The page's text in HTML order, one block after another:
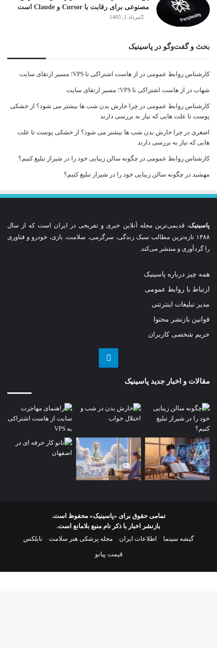
مصنوعی برای رقابت با Cursor و Claude است
مرداد 1, 1405
بحث و گفت‌وگو در پاسینیک
کارشناس روابط عمومی در از هاست اشتراکی تا VPS؛ مسیر ارتقای سایت
شهاب در از هاست اشتراکی تا VPS؛ مسیر ارتقای سایت
کارشناس روابط عمومی در چرا خارش بدن شب ها بیشتر می شود؟ از خشکی
پوست تا علت هایی که نیاز به بررسی دارند
اصغری در چرا خارش بدن شب ها بیشتر می شود؟ از خشکی پوست تا علت
هایی که نیاز به بررسی دارند
کارشناس روابط عمومی در چگونه سالن زیبایی خود را در شیراز تبلیغ کنیم؟
مهشید در چگونه سالن زیبایی خود را در شیراز تبلیغ کنیم؟
پاسینیک، قدیمی‌ترین مجله آنلاین خبری و تفریحی در ایران است که از سال
۱۳۸۸ تازه‌ترین مطالب سبک زندگی، سرگرمی، سلامت، بازی، خودرو و فناوری
را گردآوری و منتشر می‌کند.
همه چیز درباره پاسینیک
ارتباط با روابط عمومی
مدیر تبلیغات اینترنتی
قوانین بازنشر محتوا
حریم شخصی کاربران
مقالات و اخبار جدید پاسینیک
تمامی حقوق برای «پاسینیک» محفوظ است.
بازنشر اخبار با ذکر نام منبع بلامانع است.
گیشه سینما
اطلاعات ایران مجله پزشکی هنر سلامت نایلکس
قیمت پیانو